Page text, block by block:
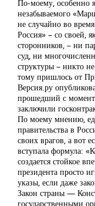
По-моему, особенно
незабываемого
не случайно во
Россия» – со своей,
сторонников, – ни
суд, ни
структуры – никто
тому пришлось от
Версия.ру
прошедший с
заключили
По моему мнению,
правительства в
своих врагов, а вот
вступала формула:
создается стойкое
президента просто
указы, если даже
Закон страны —
государственными